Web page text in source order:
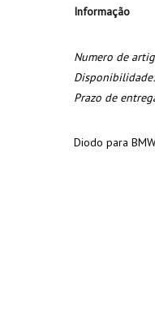
Informação
Numero de
Disponibilidade:
Prazo de
Diodo para